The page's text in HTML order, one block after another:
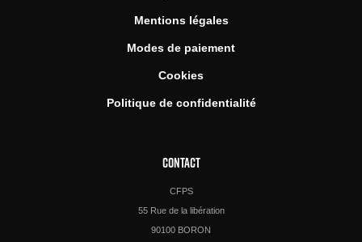
Mentions légales
Modes de paiement
Cookies
Politique de confidentialité
CONTACT
CFPS
55 Rue de la libération
90100 BORON